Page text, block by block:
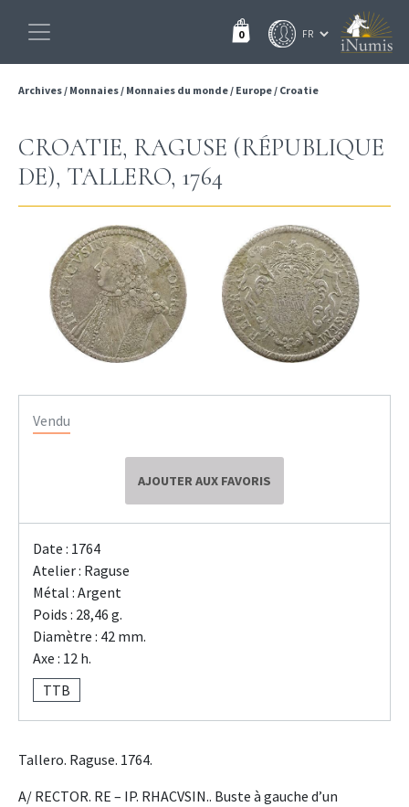
0
Archives/ Monnaies/ Monnaies du monde/ Europe/ Croatie
CROATIE, RAGUSE (RÉPUBLIQUE
DE), TALLERO, 1764
Vendu
AJOUTER AUX FAVORIS
Date : 1764
Atelier : Raguse
Métal : Argent
Poids : 28,46 g.
Diamètre : 42 mm.
Axe : 12 h.
TTB
Tallero. Raguse. 1764.
A/ RECTOR. RE – IP. RHACVSIN.. Buste à gauche d’un